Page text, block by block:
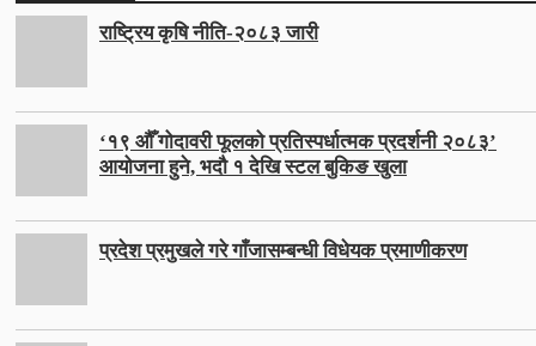
राष्ट्रिय कृषि नीति-२०८३ जारी
‘१९ औँ गोदावरी फूलको प्रतिस्पर्धात्मक प्रदर्शनी २०८३’
आयोजना हुने, भदौ १ देखि स्टल बुकिङ खुला
प्रदेश प्रमुखले गरे गाँजासम्बन्धी विधेयक प्रमाणीकरण